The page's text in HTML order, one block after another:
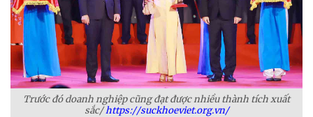
Trước đó doanh nghiệp cũng đạt được nhiều thành tích xuất
sắc/https://suckhoeviet.org.vn/